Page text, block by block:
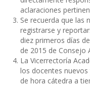
aclaraciones
Se recuerda que las
registrarse y
diez primeros días
de 2015 de Consejo
La Vicerrectoría
los docentes
de hora cátedra a